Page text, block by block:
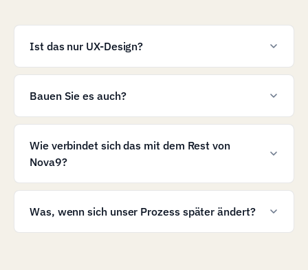
Ist das nur UX-Design?
Bauen Sie es auch?
Wie verbindet sich das mit dem Rest von
Nova9?
Was, wenn sich unser Prozess später ändert?